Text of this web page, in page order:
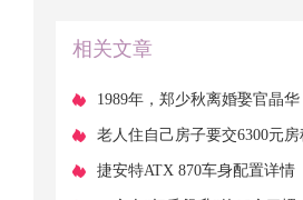
相关文章
​1989年，郑少秋离婚娶官晶
心情断，其实是沈殿霞作妖
老人住自己房子要交6300元
局该如何防范
捷安特ATX 870车身配置详情